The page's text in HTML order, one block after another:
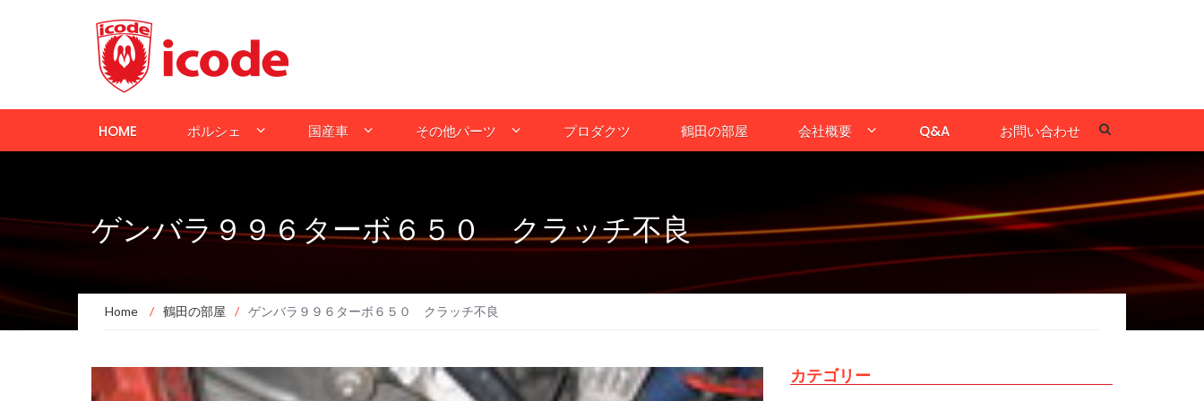
HOME ポルシェ 国産車 その他パーツ プロダクツ 鶴田の部屋 会社概要 Q&A お問い合わせ
ゲンバラ９９６ターボ６５０ クラッチ不良
Home / 鶴田の部屋 / ゲンバラ９９６ターボ６５０ クラッチ不良
カテゴリー